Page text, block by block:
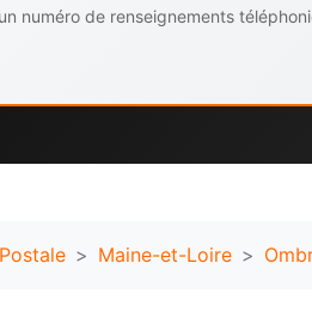
numéro de renseignements
Maine-et-Loire